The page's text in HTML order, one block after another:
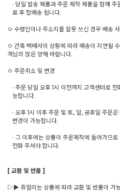
· 당일 발송 제품과 주문 제작 제품을 함께
료 후 합배송 됩니다.
ㅇ 수령인이나 주소지를 잘못 쓰신 경우 배송
ㅇ 간혹 택배사의 상황에 따라 배송이 지연될
객님의 많은 양해 바랍니다.
ㅇ 주문취소 및 변경
· 주문 당일 오후 1시 이전까지 고객센터로
능합니다.
· 오후 1시 이후 주문 및 토, 일, 공휴일 주문
변경이 가능합니다.
· 그 이후에는 상품이 주문제작에 들어가므
전화 주셔야 합니다.
[ 교환 및 반품 ]
▷▶ 쥬얼리는 상품에 따라 교환 및 반품이 가